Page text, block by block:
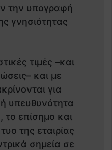
την υπογραφή
γνησιότητας
τιμές –και
και με
για
υπευθυνότητα
το επίσημο και
της εταιρίας
σημεία σε